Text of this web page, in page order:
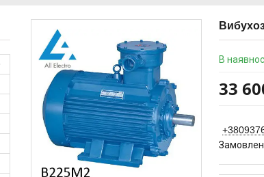
В
33